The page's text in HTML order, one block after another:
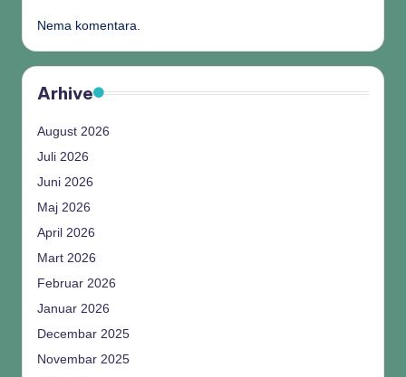
Nema komentara.
Arhive
August 2026
Juli 2026
Juni 2026
Maj 2026
April 2026
Mart 2026
Februar 2026
Januar 2026
Decembar 2025
Novembar 2025